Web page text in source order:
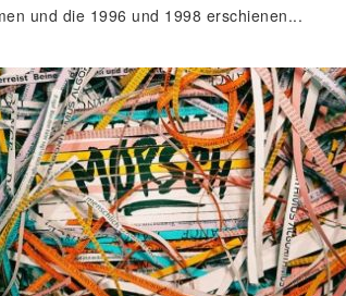
und die 1996 und 1998 erschienen...